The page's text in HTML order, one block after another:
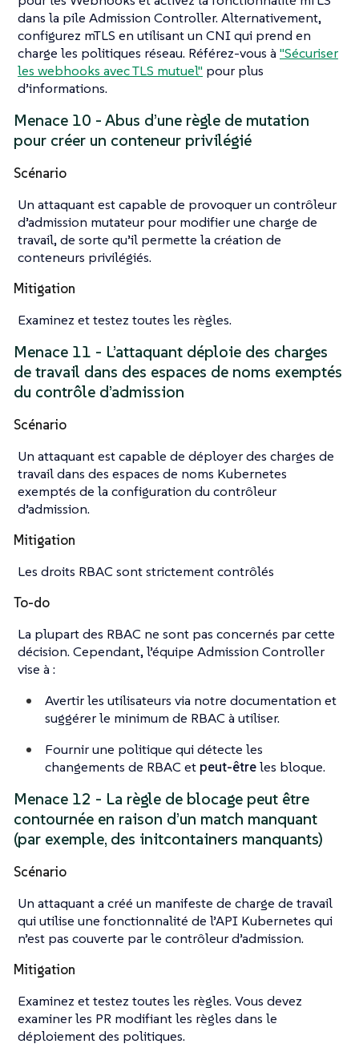
dans la pile Admission Controller. Alternativement,
configurez mTLS en utilisant un CNI qui prend en
charge les politiques réseau. Référez-vous à "Sécuriser
les webhooks avec TLS mutuel" pour plus
d’informations.
Menace 10 - Abus d’une règle de mutation
pour créer un conteneur privilégié
Scénario
Un attaquant est capable de provoquer un contrôleur
d’admission mutateur pour modifier une charge de
travail, de sorte qu’il permette la création de
conteneurs privilégiés.
Mitigation
Examinez et testez toutes les règles.
Menace 11 - L’attaquant déploie des charges
de travail dans des espaces de noms exemptés
du contrôle d’admission
Scénario
Un attaquant est capable de déployer des charges de
travail dans des espaces de noms Kubernetes
exemptés de la configuration du contrôleur
d’admission.
Mitigation
Les droits RBAC sont strictement contrôlés
To-do
La plupart des RBAC ne sont pas concernés par cette
décision. Cependant, l’équipe Admission Controller
vise à :
Avertir les utilisateurs via notre documentation et
suggérerle minimum de RBAC à utiliser.
Fournir une politique qui détecte les
changements de RBAC et peut-êtreles bloque.
Menace 12 - La règle de blocage peut être
contournée en raison d’un match manquant
(par exemple, des initcontainers manquants)
Scénario
Un attaquant a créé un manifeste de charge de travail
qui utilise une fonctionnalité de l’API Kubernetes qui
n’est pas couverte par le contrôleur d’admission.
Mitigation
Examinez et testez toutes les règles. Vous devez
examiner les PR modifiant les règles dans le
déploiement des politiques.